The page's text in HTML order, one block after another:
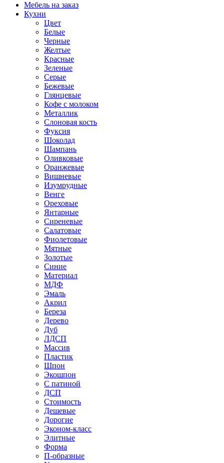
Мебель на заказ
Кухни
Цвет
Белые
Черные
Желтые
Красные
Зеленые
Серые
Бежевые
Глянцевые
Кофе с молоком
Металлик
Слоновая кость
Фуксия
Шоколад
Шампань
Оливковые
Оранжевые
Вишневые
Изумрудные
Венге
Ореховые
Янтарные
Сиреневые
Салатовые
Фиолетовые
Мятные
Золотые
Синие
Материал
МДФ
Эмаль
Акрил
Береза
Дерево
Дуб
ЛДСП
Массив
Пластик
Шпон
Экошпон
С патиной
ДСП
Стоимость
Дешевые
Дорогие
Эконом-класс
Элитные
Форма
П-образные